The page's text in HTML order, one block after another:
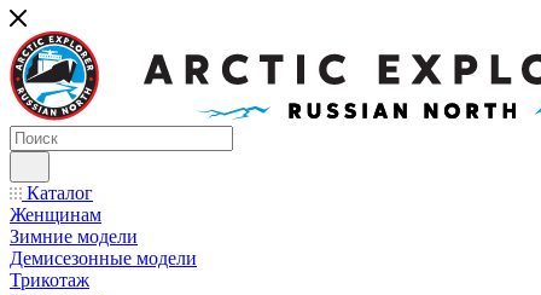
Каталог
Женщинам
Зимние модели
Демисезонные модели
Трикотаж